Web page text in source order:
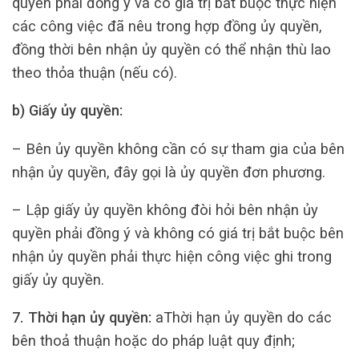
các công việc đã nêu trong hợp đồng ủy quyền,
đồng thời bên nhận ủy quyền có thể nhận thù lao
theo thỏa thuận (nếu có).
b) Giấy ủy quyền:
– Bên ủy quyền không cần có sự tham gia của bên
nhận ủy quyền, đây gọi là ủy quyền đơn phương.
– Lập giấy ủy quyền không đòi hỏi bên nhận ủy
quyền phải đồng ý và không có giá trị bắt buộc bên
nhận ủy quyền phải thực hiện công việc ghi trong
giấy ủy quyền.
7. Thời hạn ủy quyền: aThời hạn ủy quyền do các
bên thoả thuận hoặc do pháp luật quy định;